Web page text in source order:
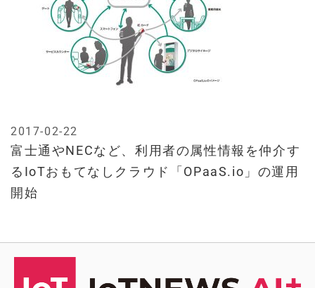
富士通やNECなど、利用者の属性情報を仲介す
るIoTおもてなしクラウド「OPaaS.io」の運用
開始
2017-02-22